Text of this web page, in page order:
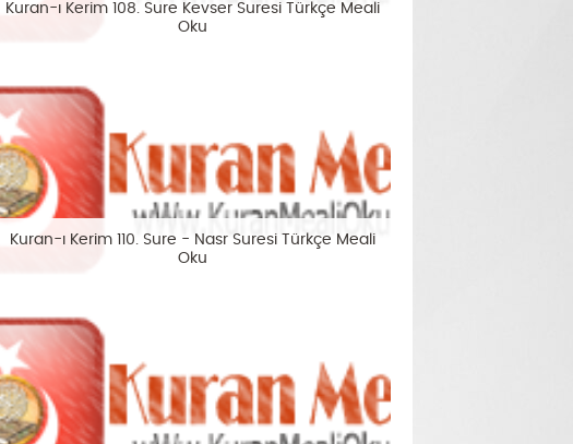
Kuran-ı Kerim 108. Sure Kevser Suresi Türkçe Meali
Oku
Kuran-ı Kerim 110. Sure - Nasr Suresi Türkçe Meali
Oku